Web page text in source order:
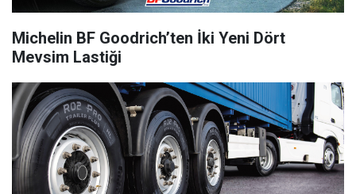
Michelin BF Goodrich’ten İki Yeni Dört
Mevsim Lastiği